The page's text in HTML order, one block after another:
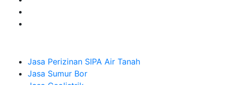
Jasa Perizinan SIPA Air Tanah
Jasa Sumur Bor